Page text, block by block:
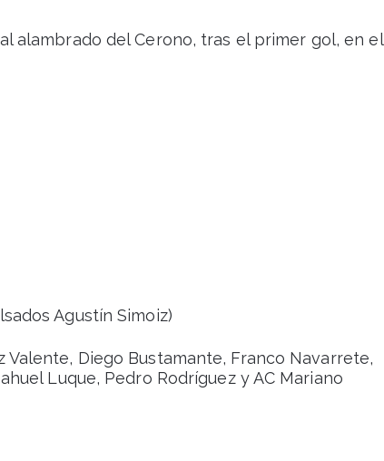
alambrado del Cerono, tras el primer gol, en el
Agustín Simoiz)
Valente, Diego Bustamante, Franco Navarrete,
Luque, Pedro Rodríguez y AC Mariano